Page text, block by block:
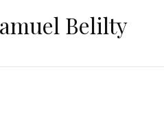
Belilty